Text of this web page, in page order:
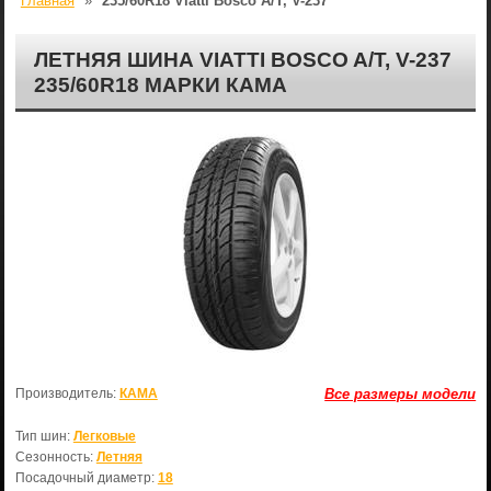
ЛЕТНЯЯ ШИНА VIATTI BOSCO A/T, V-237
235/60R18 МАРКИ КАМА
Все размеры модели
Производитель: КАМА
Тип шин: Легковые
Сезонность: Летняя
Посадочный диаметр: 18